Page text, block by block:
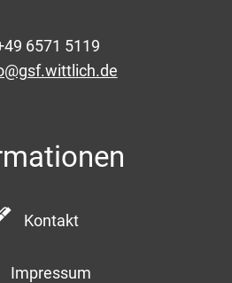
6571 5119
Kontakt
Impressum